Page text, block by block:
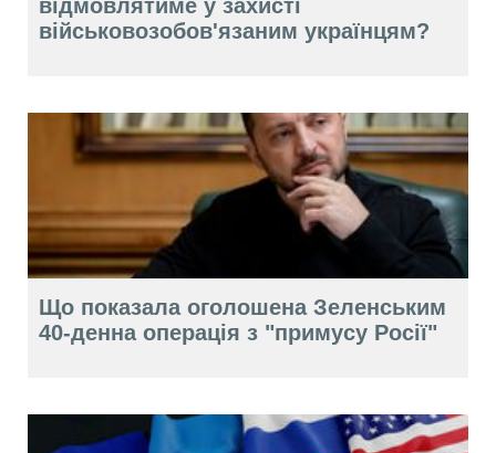
відмовлятиме у захисті
військовозобов'язаним українцям?
Що показала оголошена Зеленським
40-денна операція з "примусу Росії"